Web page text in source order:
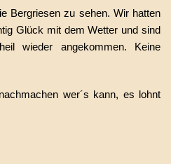
Bergriesen zu sehen. Wir hatten
Glück mit dem Wetter und sind
wieder angekommen. Keine
wer´s kann, es lohnt